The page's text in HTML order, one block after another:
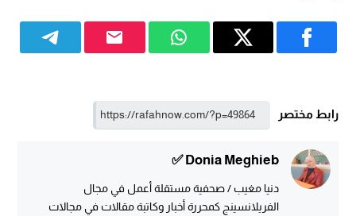
رابط مختصر
Donia Meghieb ✅
دنيا مغيب / صحفية مستقلة أعمل في مجال
الفريلانسينج كمحررة أخبار وكاتبة مقالات في مجالات